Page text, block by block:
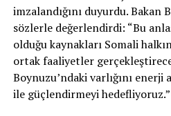
imzalandığını duyurdu. Bakan
sözlerle değerlendirdi: “Bu
olduğu kaynakları Somali
ortak faaliyetler
Boynuzu’ndaki varlığını
ile güçlendirmeyi hedefliyoruz.”